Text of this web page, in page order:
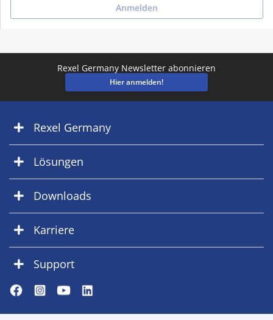
Anmelden
Rexel Germany Newsletter abonnieren
Hier anmelden!
Rexel Germany
Lösungen
Downloads
Karriere
Support